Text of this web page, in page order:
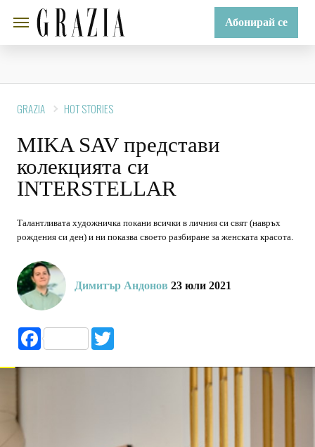
Абонирай се
GRAZIA HOT STORIES
MIKA SAV представи
колекцията си
INTERSTELLAR
Талантливата художничка покани всички в личния си свят (навръх
рождения си ден) и ни показва своето разбиране за женската красота.
Димитър Андонов 23 юли 2021
Facebook